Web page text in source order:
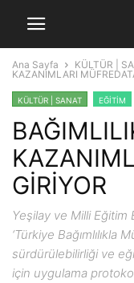
Ana Sayfa KÜLTÜR |
KAZANIMLARI
KÜLTÜR | SANAT EĞİTİM
GİRİYOR
Yeşilay ve Milli Eğitim
‘Türkiye Bağımlılıkla
sürdürülebilirliği ve
için uygulama